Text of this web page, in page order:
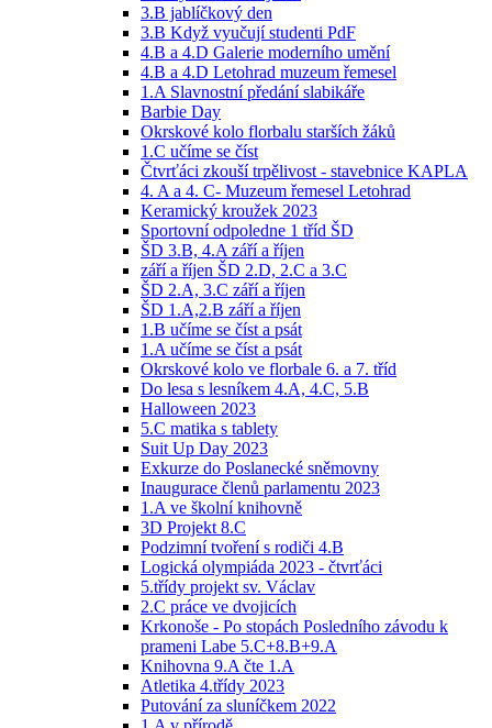
3.B jablíčkový den
3.B Když vyučují studenti PdF
4.B a 4.D Galerie moderního umění
4.B a 4.D Letohrad muzeum řemesel
1.A Slavnostní předání slabikáře
Barbie Day
Okrskové kolo florbalu starších žáků
1.C učíme se číst
Čtvrťáci zkouší trpělivost - stavebnice KAPLA
4. A a 4. C- Muzeum řemesel Letohrad
Keramický kroužek 2023
Sportovní odpoledne 1 tříd ŠD
ŠD 3.B, 4.A září a říjen
září a říjen ŠD 2.D, 2.C a 3.C
ŠD 2.A, 3.C září a říjen
ŠD 1.A,2.B září a říjen
1.B učíme se číst a psát
1.A učíme se číst a psát
Okrskové kolo ve florbale 6. a 7. tříd
Do lesa s lesníkem 4.A, 4.C, 5.B
Halloween 2023
5.C matika s tablety
Suit Up Day 2023
Exkurze do Poslanecké sněmovny
Inaugurace členů parlamentu 2023
1.A ve školní knihovně
3D Projekt 8.C
Podzimní tvoření s rodiči 4.B
Logická olympiáda 2023 - čtvrťáci
5.třídy projekt sv. Václav
2.C práce ve dvojicích
Krkonoše - Po stopách Posledního závodu k
prameni Labe 5.C+8.B+9.A
Knihovna 9.A čte 1.A
Atletika 4.třídy 2023
Putování za sluníčkem 2022